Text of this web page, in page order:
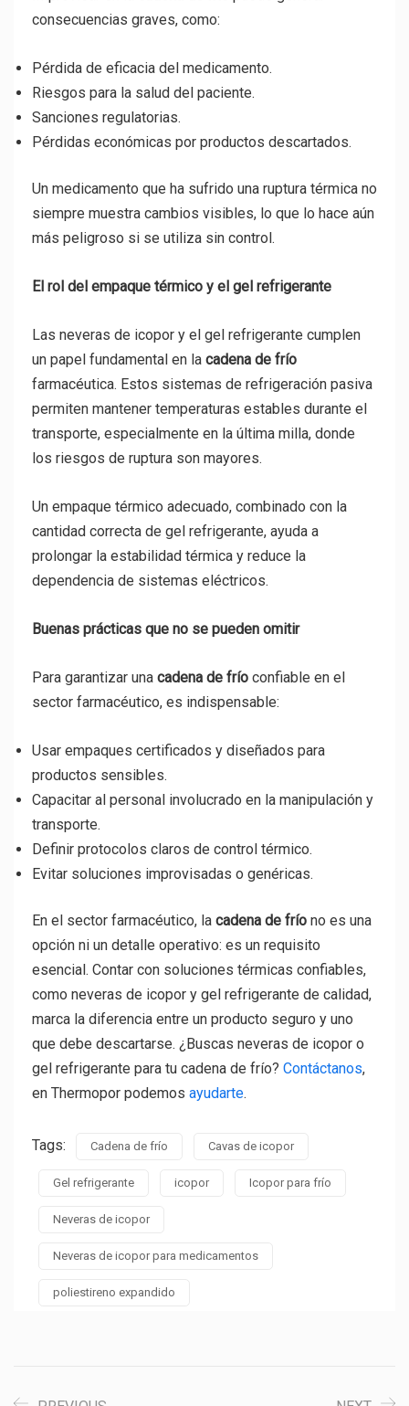
consecuencias graves, como:
Pérdida de eficacia del medicamento.
Riesgos para la salud del paciente.
Sanciones regulatorias.
Pérdidas económicas por productos descartados.
Un medicamento que ha sufrido una ruptura térmica no
siempre muestra cambios visibles, lo que lo hace aún
más peligroso si se utiliza sin control.
El rol del empaque térmico y el gel refrigerante
Las neveras de icopor y el gel refrigerante cumplen
un papel fundamental en la cadena de frío
farmacéutica. Estos sistemas de refrigeración pasiva
permiten mantener temperaturas estables durante el
transporte, especialmente en la última milla, donde
los riesgos de ruptura son mayores.
Un empaque térmico adecuado, combinado con la
cantidad correcta de gel refrigerante, ayuda a
prolongar la estabilidad térmica y reduce la
dependencia de sistemas eléctricos.
Buenas prácticas que no se pueden omitir
Para garantizar una cadena de frío confiable en el
sector farmacéutico, es indispensable:
Usar empaques certificados y diseñados para
productos sensibles.
Capacitar al personal involucrado en la manipulación y
transporte.
Definir protocolos claros de control térmico.
Evitar soluciones improvisadas o genéricas.
En el sector farmacéutico, la cadena de frío no es una
opción ni un detalle operativo: es un requisito
esencial. Contar con soluciones térmicas confiables,
como neveras de icopor y gel refrigerante de calidad,
marca la diferencia entre un producto seguro y uno
que debe descartarse. ¿Buscas neveras de icopor o
gel refrigerante para tu cadena de frío? Contáctanos,
en Thermopor podemos ayudarte.
Tags: Cadena de frío Cavas de icopor
Gel refrigerante icopor Icopor para frío
Neveras de icopor
Neveras de icopor para medicamentos
poliestireno expandido